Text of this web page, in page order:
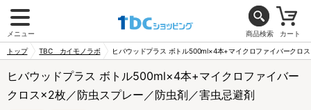
メニュー 商品検索 カート
トップ TBC カイモノラボ ヒバウッドプラス ボトル500ml×4本+マイクロファイバークロ
ヒバウッドプラス ボトル500ml×4本+マイクロファイバー
クロス×2枚／防虫スプレー／防虫剤／害虫忌避剤